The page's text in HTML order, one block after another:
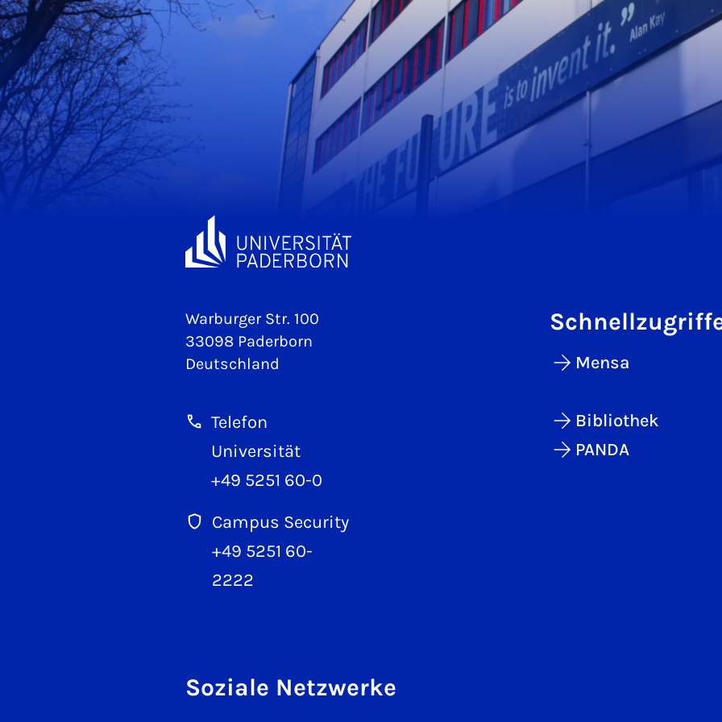
Warburger Str. 100
33098 Paderborn
Deutschland
Telefon
Universität
+49 5251 60-0
Campus Security
+49 5251 60-
2222
Mensa
Bibliothek
PANDA
Soziale Netzwerke